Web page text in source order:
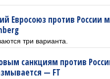
Евросоюз против России
три варианта.
санкциям против
— FT